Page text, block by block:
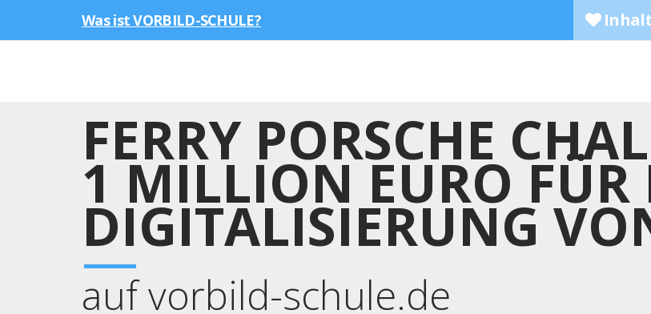
Was ist VORBILD-SCHULE?
FERRY PORSCHE
1 MILLION EURO FÜR
DIGITALISIERUNG
auf vorbild-schule.de